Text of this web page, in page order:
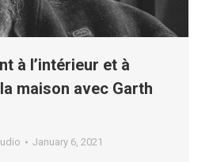
à l’intérieur et à
maison avec Garth
January 6, 2021